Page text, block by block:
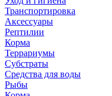
Транспортировка
Аксессуары
Рептилии
Корма
Террариумы
Субстраты
Средства для воды
Рыбы